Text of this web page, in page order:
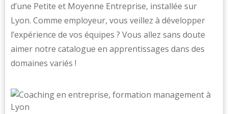
d’une Petite et Moyenne Entreprise, installée sur
Lyon. Comme employeur, vous veillez à développer
l’expérience de vos équipes ? Vous allez sans doute
aimer notre catalogue en apprentissages dans des
domaines variés !